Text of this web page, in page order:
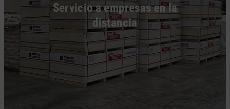
Servicio a empresas en la
distancia